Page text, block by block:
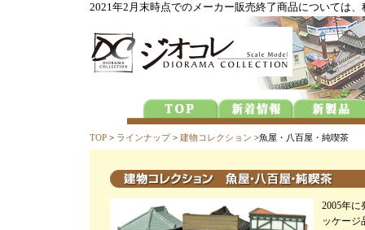
2021年2月末時点でのメーカー販売終了商品については
TOP > ラインナップ> 建物コレクション >魚屋・八百屋・純喫茶
2005年
ッケージ